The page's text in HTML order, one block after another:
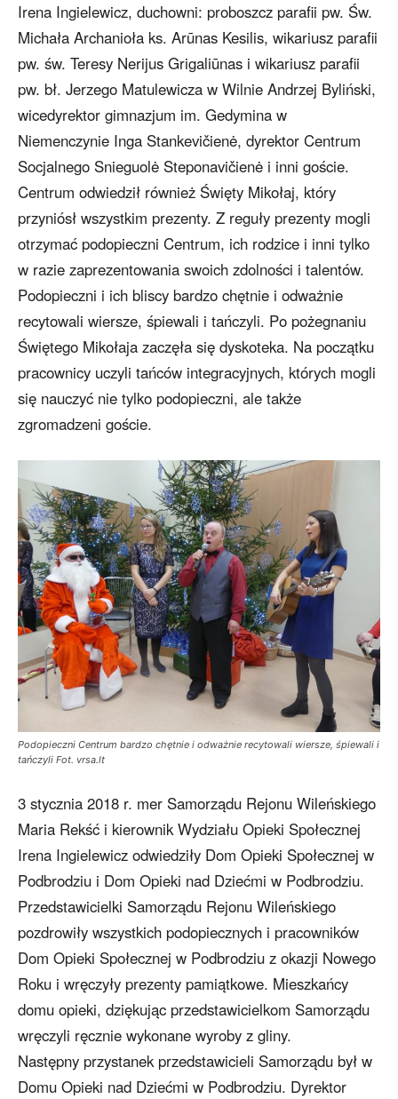
Irena Ingielewicz, duchowni: proboszcz parafii pw. Św.
Michała Archanioła ks. Arūnas Kesilis, wikariusz parafii
pw. św. Teresy Nerijus Grigaliūnas i wikariusz parafii
pw. bł. Jerzego Matulewicza w Wilnie Andrzej Byliński,
wicedyrektor gimnazjum im. Gedymina w
Niemenczynie Inga Stankevičienė, dyrektor Centrum
Socjalnego Snieguolė Steponavičienė i inni goście.
Centrum odwiedził również Święty Mikołaj, który
przyniósł wszystkim prezenty. Z reguły prezenty mogli
otrzymać podopieczni Centrum, ich rodzice i inni tylko
w razie zaprezentowania swoich zdolności i talentów.
Podopieczni i ich bliscy bardzo chętnie i odważnie
recytowali wiersze, śpiewali i tańczyli. Po pożegnaniu
Świętego Mikołaja zaczęła się dyskoteka. Na początku
pracownicy uczyli tańców integracyjnych, których mogli
się nauczyć nie tylko podopieczni, ale także
zgromadzeni goście.
Podopieczni Centrum bardzo chętnie i odważnie recytowali wiersze, śpiewali i
tańczyli Fot. vrsa.lt
3 stycznia 2018 r. mer Samorządu Rejonu Wileńskiego
Maria Rekść i kierownik Wydziału Opieki Społecznej
Irena Ingielewicz odwiedziły Dom Opieki Społecznej w
Podbrodziu i Dom Opieki nad Dziećmi w Podbrodziu.
Przedstawicielki Samorządu Rejonu Wileńskiego
pozdrowiły wszystkich podopiecznych i pracowników
Dom Opieki Społecznej w Podbrodziu z okazji Nowego
Roku i wręczyły prezenty pamiątkowe. Mieszkańcy
domu opieki, dziękując przedstawicielkom Samorządu
wręczyli ręcznie wykonane wyroby z gliny.
Następny przystanek przedstawicieli Samorządu był w
Domu Opieki nad Dziećmi w Podbrodziu. Dyrektor